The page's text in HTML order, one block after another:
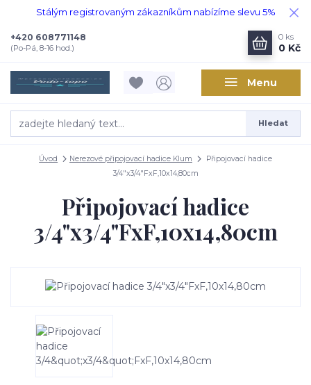
Stálým registrovaným zákazníkům nabízíme slevu 5%
Menu
Hledat
+420 608771148
(Po-Pá, 8-16 hod.)
0 ks
0 Kč
Úvod Nerezové připojovací hadice Klum
Připojovací hadice
3/4"x3/4"FxF,10x14,80cm
Připojovací hadice
3/4"x3/4"FxF,10x14,80cm